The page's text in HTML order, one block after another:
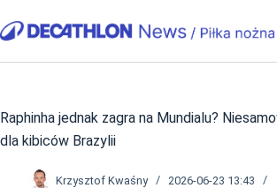
do
Raphinha jednak zagra na Mundialu?
dla kibiców Brazylii
Krzysztof Kwaśny
2026-06-23 13:43